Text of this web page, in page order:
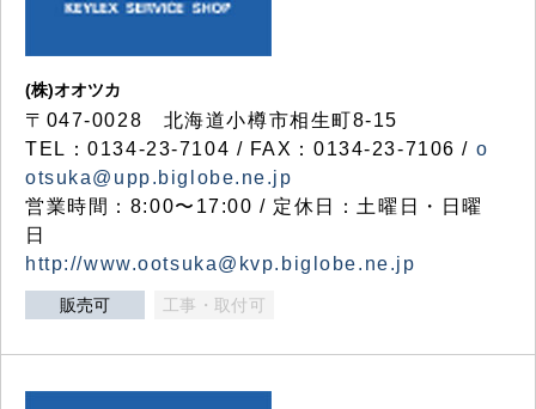
(株)オオツカ
〒047-0028 北海道小樽市相生町8-15
TEL：0134-23-7104 / FAX：0134-23-7106 / o
otsuka@upp.biglobe.ne.jp
営業時間：8:00〜17:00 / 定休日：土曜日・日曜
日
http://www.ootsuka@kvp.biglobe.ne.jp
販売可 工事・取付可